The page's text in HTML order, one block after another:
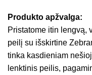
Produkto apžvalga:
Pristatome itin lengvą,
peilį su išskirtine
tinka kasdieniam
lenktinis peilis,